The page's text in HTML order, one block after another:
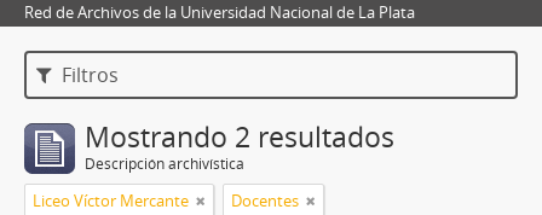
Red de Archivos de la Universidad Nacional de La Plata
Filtros
Mostrando 2 resultados
Descripción archivística
Liceo Víctor Mercante Docentes